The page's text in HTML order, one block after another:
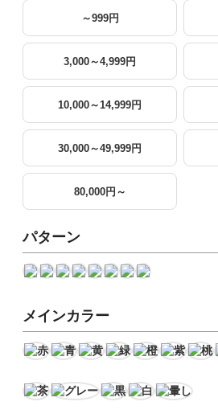
～999円
3,000～4,999円
10,000～14,999円
30,000～49,999円
80,000円～
パターン
メインカラー